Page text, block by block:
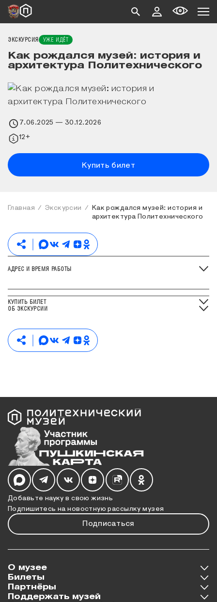
ЭКСКУРСИЯ УЖЕ ИДЁТ
Как рождался музей: история и
архитектура Политехнического
7.06.2025 — 30.12.2026
12+
Купить билет
Главная Экскурсии
Как рождался музей: история и
архитектура Политехнического
ОБ ЭКСКУРСИИ
АДРЕС И ВРЕМЯ РАБОТЫ
КУПИТЬ БИЛЕТ
Добавьте науку в свою жизнь
Подпишитесь на новостную рассылку музея
Подписаться
Мы в социальных сетях
О музее
Билеты
Партнёры
Поддержать музей